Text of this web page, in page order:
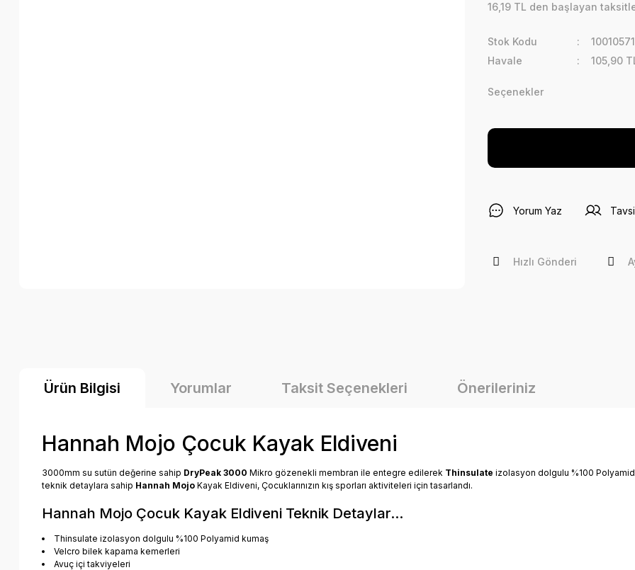
16,19 TL den başlayan
Stok Kodu
Havale
105,90
Seçenekler
Yorum Yaz
Hızlı Gönderi
Ürün Bilgisi Yorumlar Taksit Seçenekleri Önerileriniz
Hannah Mojo Çocuk Kayak Eldiveni
3000mm su sutün değerine sahip DryPeak 3000 Mikro gözenekli membran ile entegre edilerek Thinsulate izolasyon dolgulu %100
teknik detaylara sahip Hannah Mojo Kayak Eldiveni, Çocuklarınızın kış sporları aktiviteleri için tasarlandı.
Hannah Mojo Çocuk Kayak Eldiveni Teknik Detaylar...
Thinsulate izolasyon dolgulu %100 Polyamid kumaş
Velcro bilek kapama kemerleri
Avuç içi takviyeleri